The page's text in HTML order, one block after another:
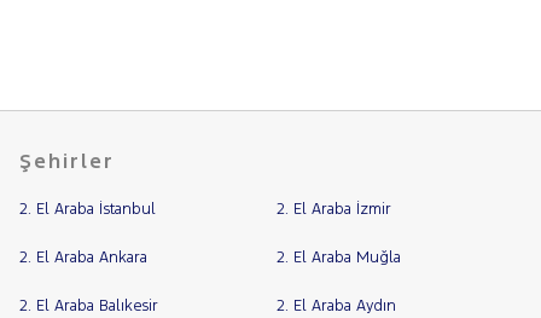
HONDA
HYUNDAI
ISUZU
Şehir
Yakıt
Şehirler
2. El Araba İstanbul 2. El Araba İzmir
2. El Araba Ankara 2. El Araba Muğla
2. El Araba Balıkesir 2. El Araba Aydın